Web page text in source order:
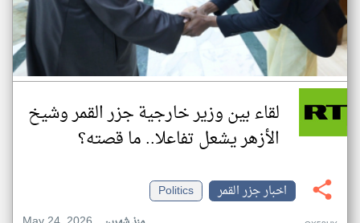
لقاء بين وزير خارجية جزر القمر وشيخ
الأزهر يشعل تفاعلا.. ما قصته؟
اخبار جزر القمر
Politics